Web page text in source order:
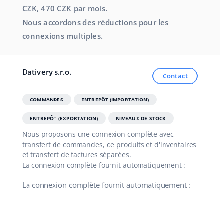
CZK, 470 CZK par mois.
Nous accordons des réductions pour les
connexions multiples.
Dativery s.r.o. Contact
COMMANDES ENTREPÔT (IMPORTATION)
ENTREPÔT (EXPORTATION) NIVEAUX DE STOCK
Nous proposons une connexion complète avec
transfert de commandes, de produits et d'inventaires
et transfert de factures séparées.
La connexion complète fournit automatiquement :
La connexion complète fournit automatiquement :